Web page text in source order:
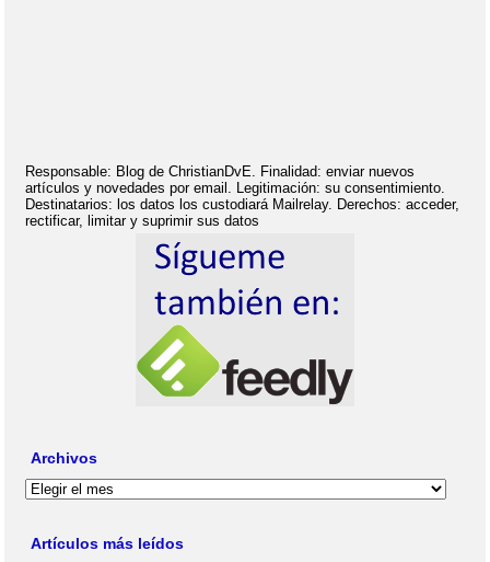
Responsable: Blog de ChristianDvE. Finalidad: enviar nuevos
artículos y novedades por email. Legitimación: su consentimiento.
Destinatarios: los datos los custodiará Mailrelay. Derechos: acceder,
rectificar, limitar y suprimir sus datos
Archivos
Archivos
Artículos más leídos